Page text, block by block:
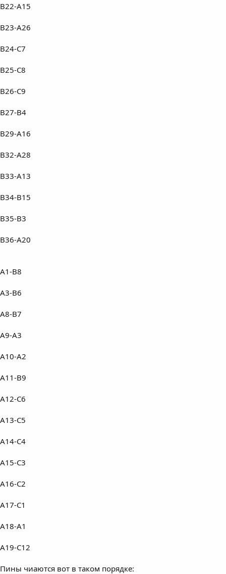
B22-A15
B23-A26
B24-C7
B25-C8
B26-C9
B27-B4
B29-A16
B32-A28
B33-A13
B34-B15
B35-B3
B36-A20
A1-B8
A3-B6
A8-B7
A9-A3
A10-A2
A11-B9
A12-C6
A13-C5
A14-C4
A15-C3
A16-C2
A17-C1
A18-A1
A19-C12
Пины чиаются вот в таком порядке: